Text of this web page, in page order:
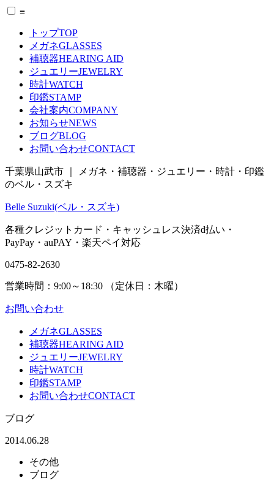
≡
トップTOP
メガネGLASSES
補聴器HEARING AID
ジュエリーJEWELRY
時計WATCH
印鑑STAMP
会社案内COMPANY
お知らせNEWS
ブログBLOG
お問い合わせCONTACT
千葉県山武市 ｜ メガネ・補聴器・ジュエリー・時計・印鑑
のベル・スズキ
Belle Suzuki(ベル・スズキ)
各種クレジットカード・キャッシュレス決済d払い ・
PayPay ・ auPAY ・ 楽天ペイ対応
0475-82-2630
営業時間： 9:00～18:30 （定休日： 木曜）
お問い合わせ
メガネGLASSES
補聴器HEARING AID
ジュエリーJEWELRY
時計WATCH
印鑑STAMP
お問い合わせCONTACT
ブログ
2014.06.28
その他
ブログ